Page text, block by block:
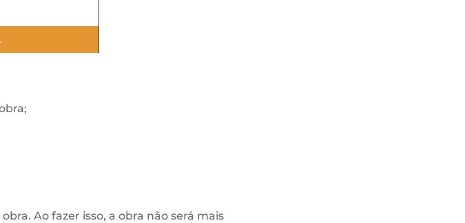
Ao fazer isso, a obra não será mais